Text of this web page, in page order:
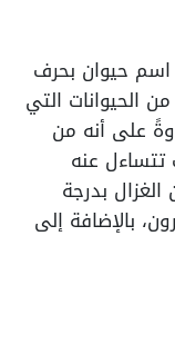
اسم حيوان بحرف
الحيوانات التي
على أنه من
تتساءل عنه
بدرجة
بالإضافة إلى